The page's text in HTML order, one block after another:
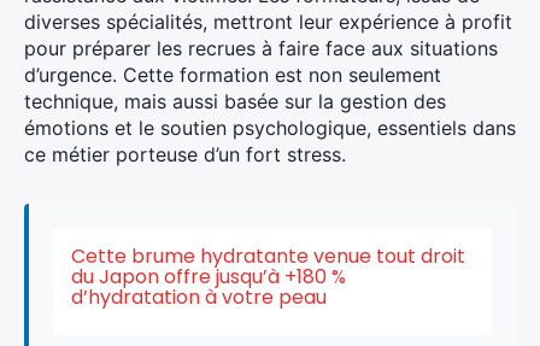
diverses spécialités, mettront leur expérience à profit
pour préparer les recrues à faire face aux situations
d’urgence. Cette formation est non seulement
technique, mais aussi basée sur la gestion des
émotions et le soutien psychologique, essentiels dans
ce métier porteuse d’un fort stress.
Cette brume hydratante venue tout droit
du Japon offre jusqu’à +180 %
d’hydratation à votre peau